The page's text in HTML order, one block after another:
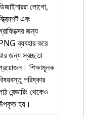
লোগো,
এবং
জন্য
ব্যবহার করে
জন্য স্বচ্ছতা
শিক্ষামূলক
পরিষ্কার
রেন্ডারিং থেকেও
হয়।